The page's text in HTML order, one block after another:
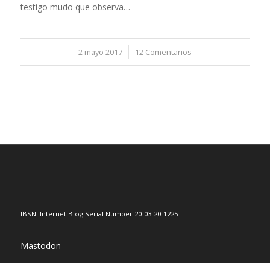
testigo mudo que observa…
2 mayo 2017
/ 12 Comentarios
IBSN: Internet Blog Serial Number 20-03-20-1225
Mastodon